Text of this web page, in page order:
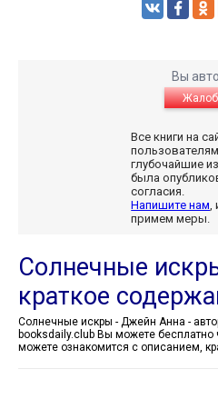
Вы
Все книги на
глубочайшие
была
согласия.
Напишите нам,
примем меры.
Солнечные
краткое
Солнечные искры - Джейн
booksdaily.club Вы можете бесплатно
можете ознакомится с описанием,